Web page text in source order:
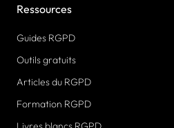
Ressources
Guides RGPD
Outils gratuits
Articles du RGPD
Formation RGPD